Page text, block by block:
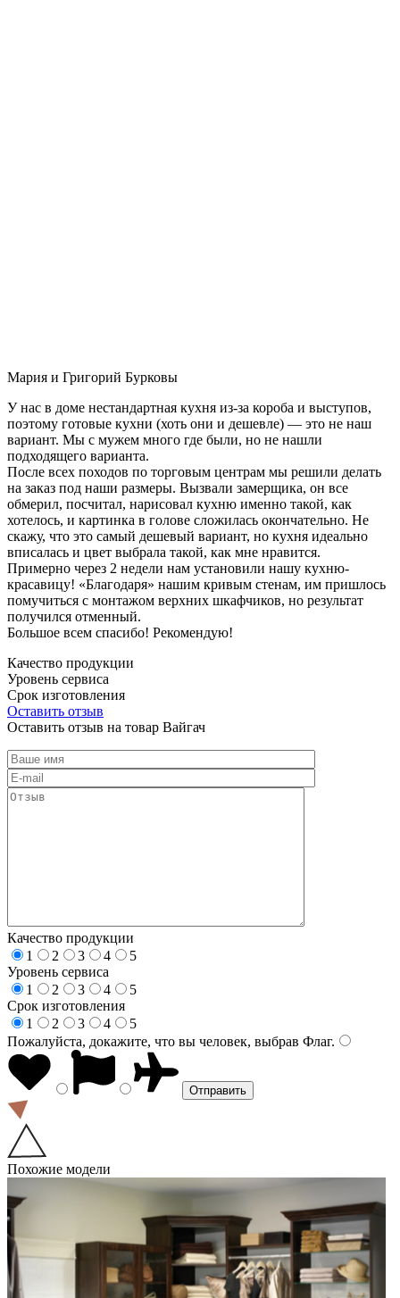
Мария и Григорий Бурковы
У нас в доме нестандартная кухня из-за короба и выступов,
поэтому готовые кухни (хоть они и дешевле) — это не наш
вариант. Мы с мужем много где были, но не нашли
подходящего варианта.
После всех походов по торговым центрам мы решили делать
на заказ под наши размеры. Вызвали замерщика, он все
обмерил, посчитал, нарисовал кухню именно такой, как
хотелось, и картинка в голове сложилась окончательно. Не
скажу, что это самый дешевый вариант, но кухня идеально
вписалась и цвет выбрала такой, как мне нравится.
Примерно через 2 недели нам установили нашу кухню-
красавицу! «Благодаря» нашим кривым стенам, им пришлось
помучиться с монтажом верхних шкафчиков, но результат
получился отменный.
Большое всем спасибо! Рекомендую!
Качество продукции
Уровень сервиса
Срок изготовления
Оставить отзыв
Оставить отзыв на товар Вайгач
Качество продукции
1
2 3 4
5
Уровень сервиса
1
2 3 4
5
Срок изготовления
1
2 3 4
5
Пожалуйста, докажите, что вы человек, выбрав Флаг.
Похожие модели